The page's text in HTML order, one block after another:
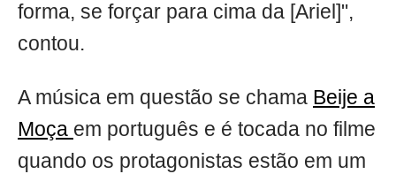
forma, se forçar para cima da [Ariel]",
contou.
A música em questão se chama Beije a
Moça em português e é tocada no filme
quando os protagonistas estão em um